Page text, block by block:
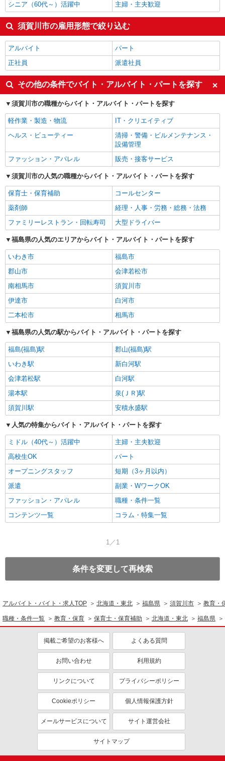
シニア（60代～）活躍中
主婦・主夫歓迎
須賀川市の雇用形態で絞り込む
アルバイト
パート
正社員
派遣社員
その他の条件でバイト・アルバイト・パートを探す
須賀川市の職種からバイト・アルバイト・パートを探す
軽作業・製造・物流
IT・クリエイティブ
ヘルス・ビューティー
清掃・警備・ビルメンテナンス・
設備管理
ファッション・アパレル
販売・接客サービス
須賀川市の人気の職種からバイト・アルバイト・パートを探す
保育士・保育補助
コールセンター
薬剤師
経理・人事・労務・総務・法務
ファミリーレストラン・回転寿司
大型ドライバー
福島県の人気のエリアからバイト・アルバイト・パートを探す
いわき市
福島市
郡山市
会津若松市
南相馬市
須賀川市
伊達市
白河市
二本松市
相馬市
福島県の人気の駅からバイト・アルバイト・パートを探す
福島(福島)駅
郡山(福島)駅
いわき駅
新白河駅
会津若松駅
白河駅
湯本駅
泉(ＪＲ)駅
須賀川駅
安積永盛駅
人気の特集からバイト・アルバイト・パートを探す
ミドル（40代～）活躍中
主婦・主夫歓迎
高校生OK
パート
オープニングスタッフ
短期（3ヶ月以内）
派遣
副業・WワークOK
ファッション・アパレル
職種・条件一覧
コンテンツ一覧
コラム・特集一覧
1／1
条件を変更して再検索
アルバイト・バイト・求人TOP 北海道・東北 福島県 須賀川市 教育・
職種・条件一覧 教育・保育 保育士・保育補助 北海道・東北 福島県
掲載ご希望のお客様へ よくある質問
お問い合わせ 利用規約
リンクについて プライバシーポリシー
Cookieポリシー 個人情報保護方針
メールサービスについて サイト運営会社
サイトマップ